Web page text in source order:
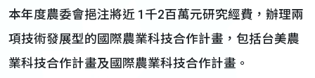
本年度農委會挹注將近 1千2百萬元研究經費，辦理兩
項技術發展型的國際農業科技合作計畫，包括台美農
業科技合作計畫及國際農業科技合作計畫。